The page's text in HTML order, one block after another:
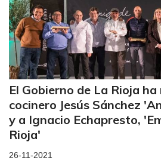
El Gobierno de La Rioja
cocinero Jesús Sánchez
y a Ignacio Echapresto,
Rioja'
26-11-2021